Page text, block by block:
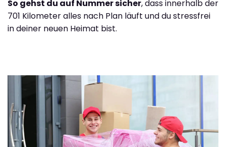
So gehst du auf Nummer sicher, dass innerhalb der
701 Kilometer alles nach Plan läuft und du stressfrei
in deiner neuen Heimat bist.